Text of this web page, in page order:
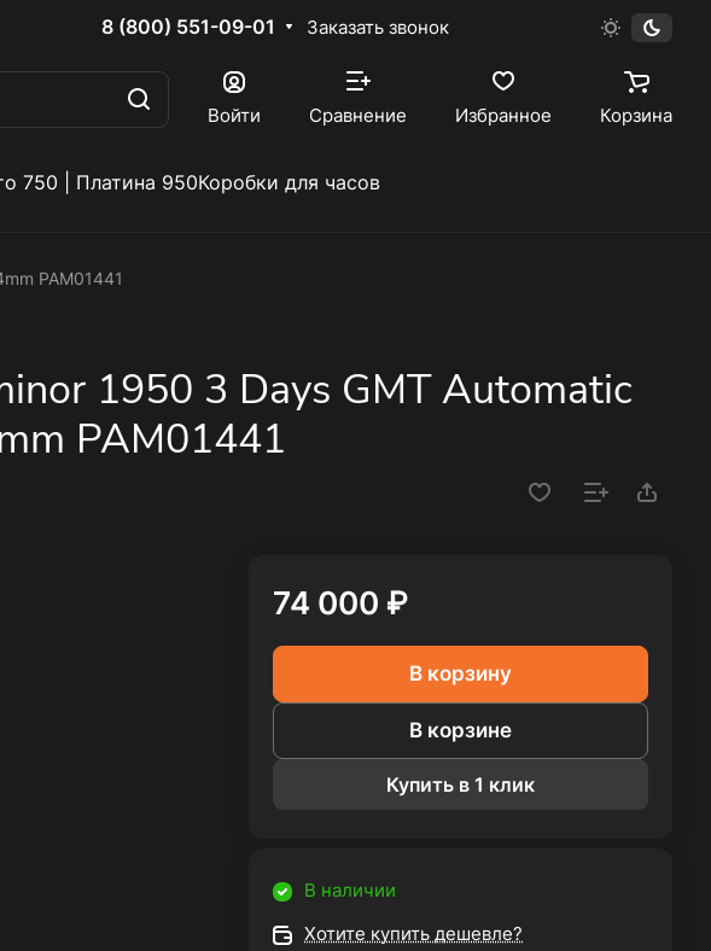
8 (800) 551-09-01 Заказать звонок
Войти Сравнение Избранное Корзина
750 | Платина 950Коробки для часов
PAM01441
1950 3 Days GMT Automatic
PAM01441
74 000 ₽
В корзину
В корзине
Купить в 1 клик
В наличии
Хотите купить дешевле?